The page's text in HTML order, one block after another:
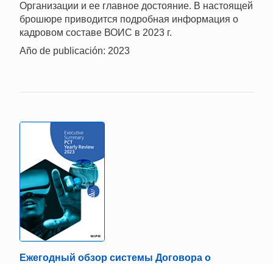
Организации и ее главное достояние. В настоящей
брошюре приводится подробная информация о
кадровом составе ВОИС в 2023 г.
Año de publicación: 2023
Ежегодный обзор системы Договора о